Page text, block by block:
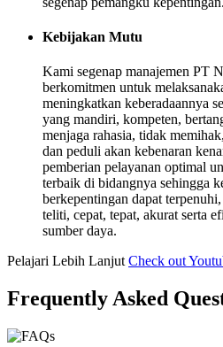
Kebijakan Mutu
Kami segenap manajemen PT
berkomitmen untuk
meningkatkan keberadaannya
yang mandiri, kompeten,
menjaga rahasia, tidak
dan peduli akan kebenaran
pemberian pelayanan optimal
terbaik di bidangnya sehingga
berkepentingan dapat
teliti, cepat, tepat, akurat serta
sumber daya.
Pelajari Lebih Lanjut Check out
Frequently Asked